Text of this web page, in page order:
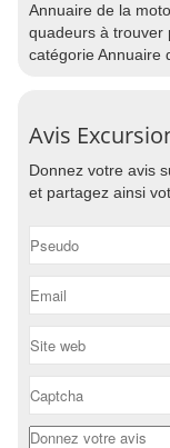
Annuaire de la
quadeurs à trouver
catégorie Annuaire
Avis
Donnez votre avis
et partagez ainsi